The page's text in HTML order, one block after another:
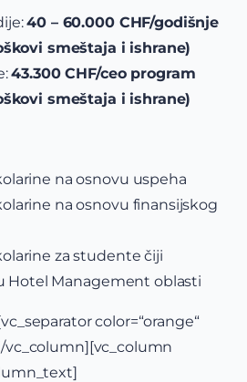
40 – 60.000 CHF/godišnje
smeštaja i ishrane)
43.300 CHF/ceo program
smeštaja i ishrane)
na osnovu uspeha
na osnovu finansijskog
za studente čiji
Hotel Management oblasti
color=“orange“
vc_column][vc_column